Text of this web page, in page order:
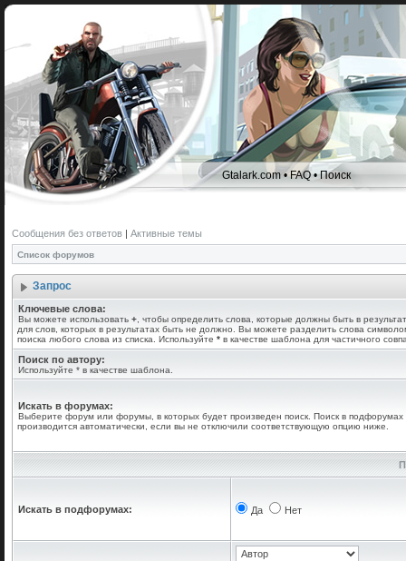
Gtalark.com •FAQ•Поиск
Сообщения без ответов | Активные темы
Список форумов
Запрос
Ключевые слова:
Вы можете использовать + , чтобы определить слова, которые должны быть в
для слов, которых в результатах быть не должно. Вы можете разделить слова
поиска любого слова из списка. Используйте * в качестве шаблона для частичного
Поиск по автору:
Используйте * в качестве шаблона.
Искать в форумах:
Выберите форум или форумы, в которых будет произведен поиск. Поиск в подфорумах
производится автоматически, если вы не отключили соответствующую опцию ниже.
Искать в подфорумах: Да Нет